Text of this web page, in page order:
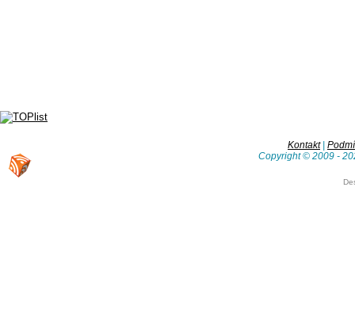
Kontakt|
Copyright © 2009 -